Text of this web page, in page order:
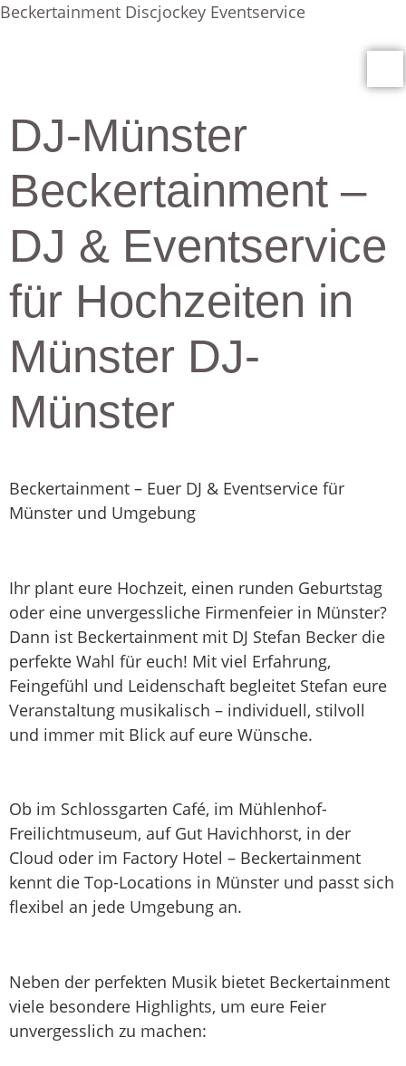
Beckertainment Discjockey Eventservice
DJ-Münster
Beckertainment –
DJ & Eventservice
für Hochzeiten in
Münster DJ-
Münster
Beckertainment – Euer DJ & Eventservice für
Münster und Umgebung
Ihr plant eure Hochzeit, einen runden Geburtstag
oder eine unvergessliche Firmenfeier in Münster?
Dann ist Beckertainment mit DJ Stefan Becker die
perfekte Wahl für euch! Mit viel Erfahrung,
Feingefühl und Leidenschaft begleitet Stefan eure
Veranstaltung musikalisch – individuell, stilvoll
und immer mit Blick auf eure Wünsche.
Ob im Schlossgarten Café, im Mühlenhof-
Freilichtmuseum, auf Gut Havichhorst, in der
Cloud oder im Factory Hotel – Beckertainment
kennt die Top-Locations in Münster und passt sich
flexibel an jede Umgebung an.
Neben der perfekten Musik bietet Beckertainment
viele besondere Highlights, um eure Feier
unvergesslich zu machen: